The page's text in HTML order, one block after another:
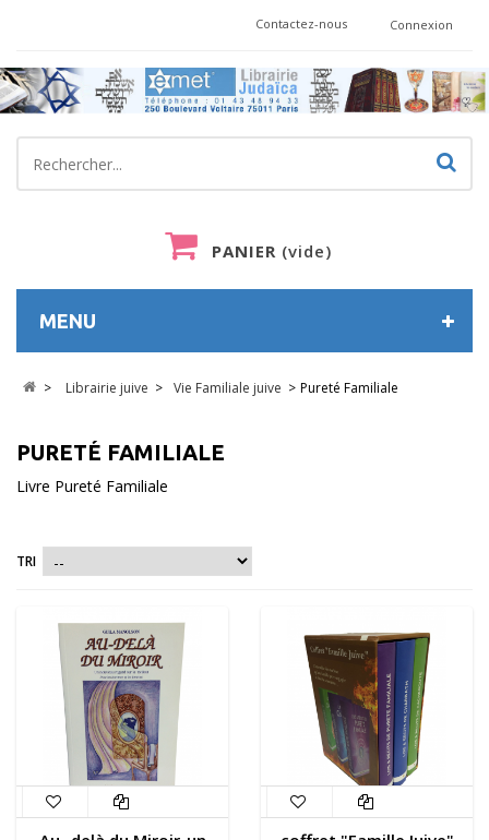
Connexion
Contactez-nous
PANIER (vide)
MENU
> Librairie juive > Vie Familiale juive > Pureté Familiale
PURETÉ FAMILIALE
Livre Pureté Familiale
TRI